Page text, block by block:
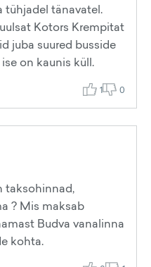
tühjadel tänavatel.
Kotors Krempitat
juba suured busside
on kaunis küll.
1 0
taksohinnad,
? Mis maksab
Budva vanalinna
kohta.